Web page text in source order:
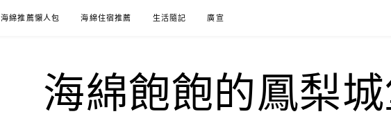
海綿推薦懶人包 海綿住宿推薦 生活隨記 廣宣
海綿飽飽的鳳梨